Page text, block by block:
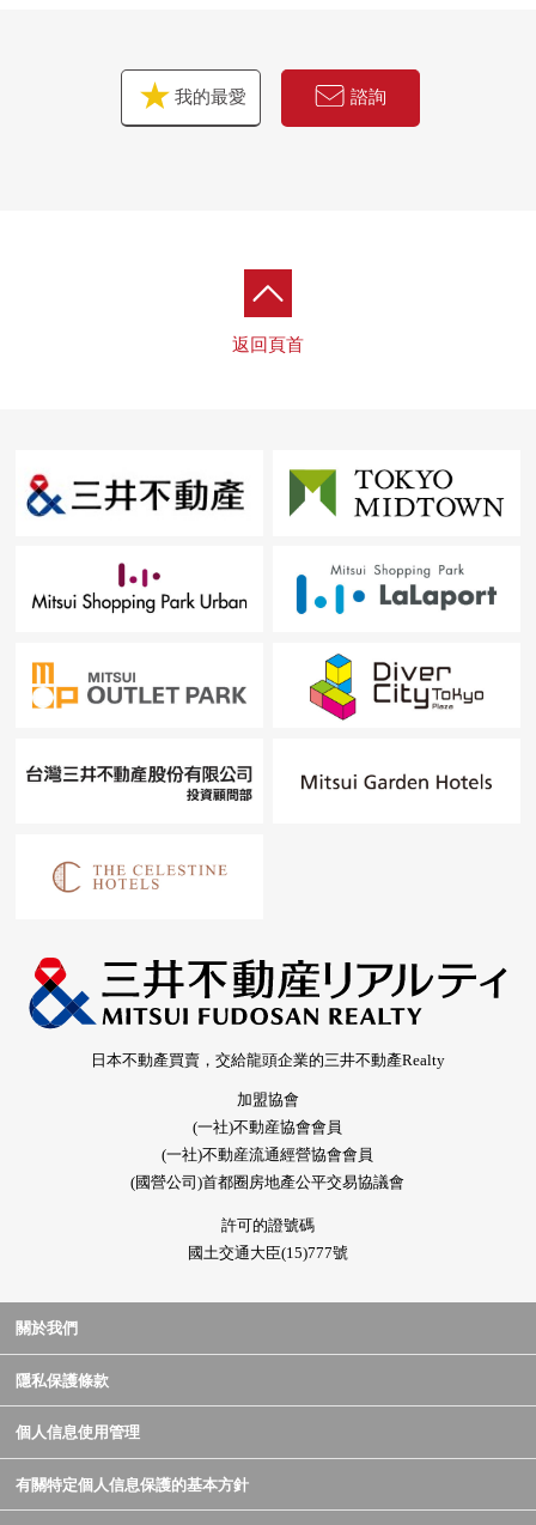
我的最愛 諮詢
返回頁首
日本不動產買賣，交給龍頭企業的三井不動產Realty
加盟協會
(一社)不動産協會會員
(一社)不動産流通經營協會會員
(國營公司)首都圈房地產公平交易協議會
許可的證號碼
國土交通大臣(15)777號
關於我們
隱私保護條款
個人信息使用管理
有關特定個人信息保護的基本方針